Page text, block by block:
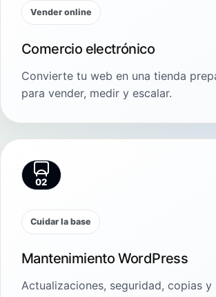
Vender online
Comercio electrónico
Convierte tu web en una tienda
para vender, medir y escalar.
02
Cuidar la base
Mantenimiento WordPress
Actualizaciones, seguridad, copias